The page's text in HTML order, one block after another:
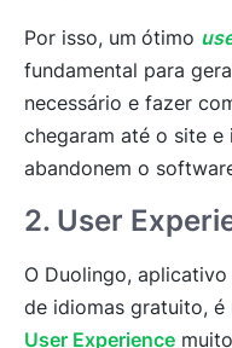
Por isso, um ótimo
fundamental para
necessário e fazer
chegaram até o site e
abandonem o
2. User
O Duolingo,
de idiomas gratuito,
User Experience